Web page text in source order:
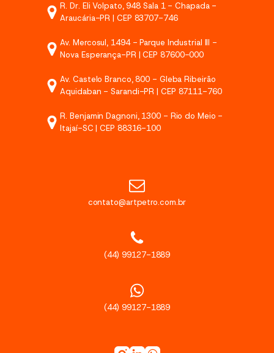
R. Dr. Eli Volpato, 948 Sala 1 - Chapada -
Araucária-PR | CEP 83707-746
Av. Mercosul, 1494 - Parque Industrial III -
Nova Esperança-PR | CEP 87600-000
Av. Castelo Branco, 800 - Gleba Ribeirão
Aquidaban - Sarandi-PR | CEP 87111-760
R. Benjamin Dagnoni, 1300 - Rio do Meio -
Itajaí-SC | CEP 88316-100
contato@artpetro.com.br
(44) 99127-1889
(44) 99127-1889